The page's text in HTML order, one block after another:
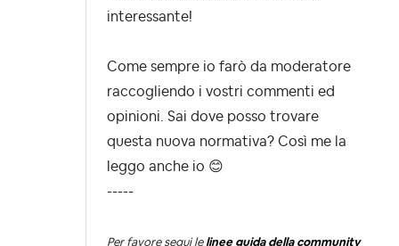
interessante!
Come sempre io farò da moderatore
raccogliendo i vostri commenti ed
opinioni. Sai dove posso trovare
questa nuova normativa? Così me la
leggo anche io 😊
-----
Per favore segui le linee guida della community